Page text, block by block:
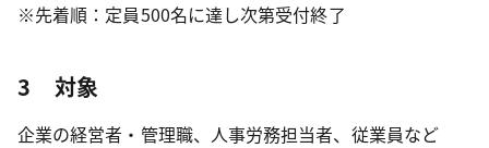
※先着順：定員500名に達し次第受付終了
3 対象
企業の経営者・管理職、人事労務担当者、従業員など